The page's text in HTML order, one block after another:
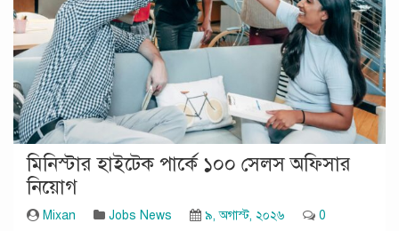
মিনিস্টার হাইটেক পার্কে ১০০ সেলস অফিসার
নিয়োগ
Mixan Jobs News ৯, অগাস্ট, ২০২৬ 0